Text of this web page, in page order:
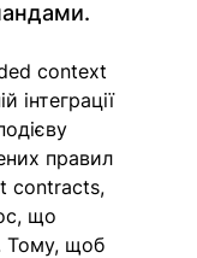
context
інтеграції
правил
contracts,
що
Тому, щоб